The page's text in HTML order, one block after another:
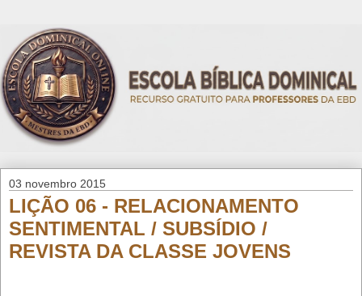
03 novembro 2015
LIÇÃO 06 - RELACIONAMENTO
SENTIMENTAL / SUBSÍDIO /
REVISTA DA CLASSE JOVENS